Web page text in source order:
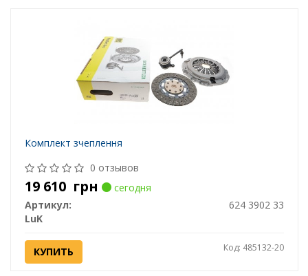
Комплект зчеплення
0 отзывов
19 610 грн
сегодня
Артикул:
624 3902 33
LuK
КУПИТЬ Код: 485132-20